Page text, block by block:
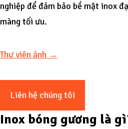
nghiệp để đảm bảo bề mặt inox
màng tối ưu.
Thư viện ảnh →
Liên hệ chúng tôi
Inox bóng gương là